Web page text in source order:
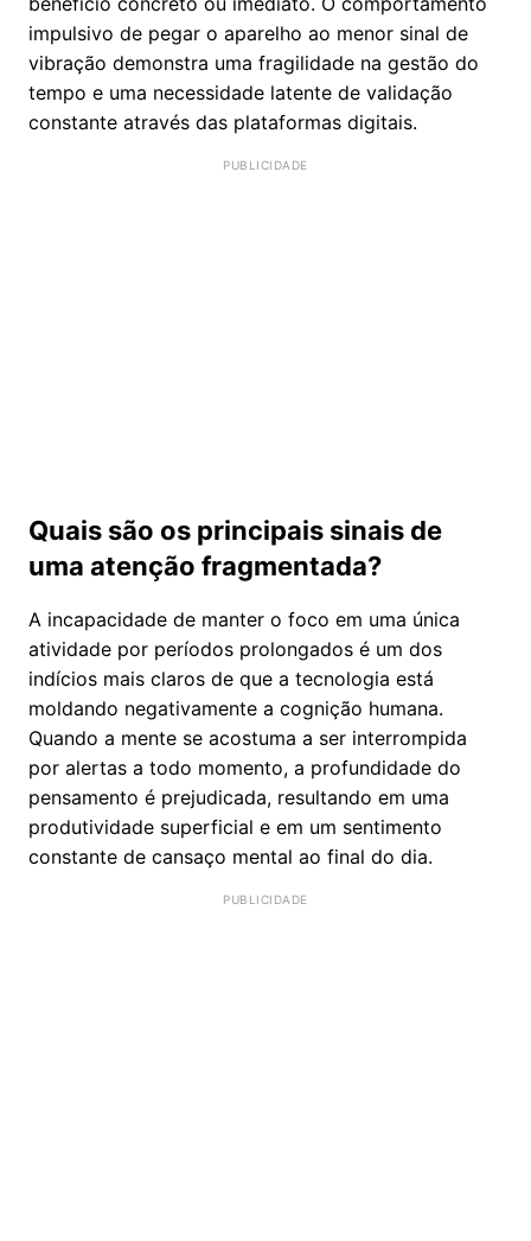
impulsivo de pegar o aparelho ao menor sinal de
vibração demonstra uma fragilidade na gestão do
tempo e uma necessidade latente de validação
constante através das plataformas digitais.
Quais são os principais sinais de
uma atenção fragmentada?
A incapacidade de manter o foco em uma única
atividade por períodos prolongados é um dos
indícios mais claros de que a tecnologia está
moldando negativamente a cognição humana.
Quando a mente se acostuma a ser interrompida
por alertas a todo momento, a profundidade do
pensamento é prejudicada, resultando em uma
produtividade superficial e em um sentimento
constante de cansaço mental ao final do dia.